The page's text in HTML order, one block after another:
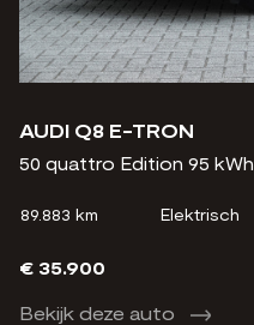
AUDI Q8 E-TRON
50 quattro Edition 95 kWh
89.883 km Elektrisch
€ 35.900
Bekijk deze auto